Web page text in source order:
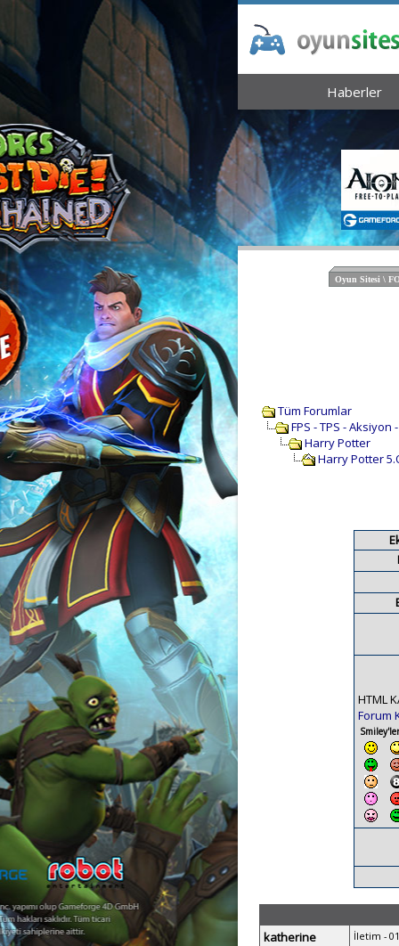
Haberler
Oyun Sitesi \
Tüm Forumlar
FPS - TPS -
Harry Potter
Harry Potter
HTML
Forum
katherine İletim -